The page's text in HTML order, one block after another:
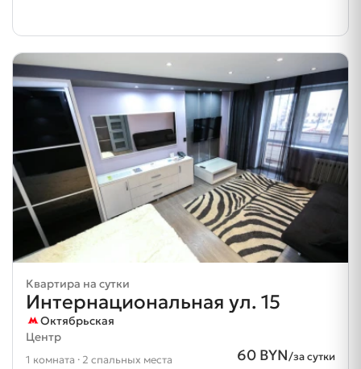
Квартира на сутки
Интернациональная ул. 15
Октябрьская
Центр
60 BYN/за сутки
1 комната · 2 спальных места